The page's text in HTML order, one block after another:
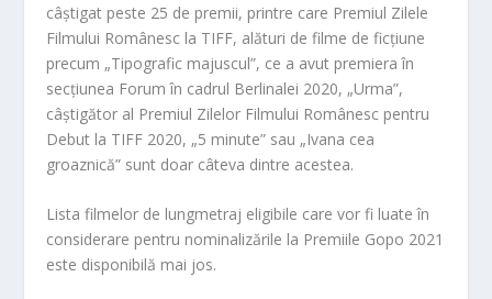
câștigat peste 25 de premii, printre care Premiul Zilele
Filmului Românesc la TIFF, alături de filme de ficțiune
precum „Tipografic majuscul”, ce a avut premiera în
secțiunea Forum în cadrul Berlinalei 2020, „Urma”,
câștigător al Premiul Zilelor Filmului Românesc pentru
Debut la TIFF 2020, „5 minute” sau „Ivana cea
groaznică” sunt doar câteva dintre acestea.
Lista filmelor de lungmetraj eligibile care vor fi luate în
considerare pentru nominalizările la Premiile Gopo 2021
este disponibilă mai jos.